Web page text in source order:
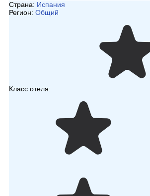
Страна: Испания
Регион: Общий
Класс отеля: